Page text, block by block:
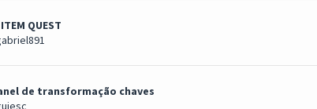
QUEST
- 0 de 5 em média
1234 5
de transformação chaves
- 0 de 5 em média
1 2345